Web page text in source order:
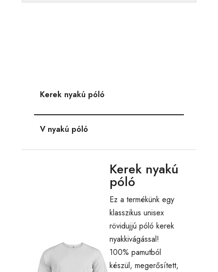
Kerek nyakú póló
V nyakú póló
Kerek nyakú
póló
Ez a termékünk egy
klasszikus unisex
rövidujjú póló kerek
nyakkivágással!
100% pamutból
készül, megerősített,